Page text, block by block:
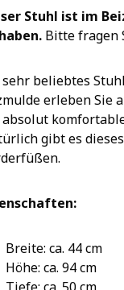
Stuhl ist im
Bitte fragen
sehr beliebtes
erleben Sie
absolut
gibt es
Breite: ca. 44 cm
Höhe: ca. 94 cm
Tiefe: ca. 50 cm